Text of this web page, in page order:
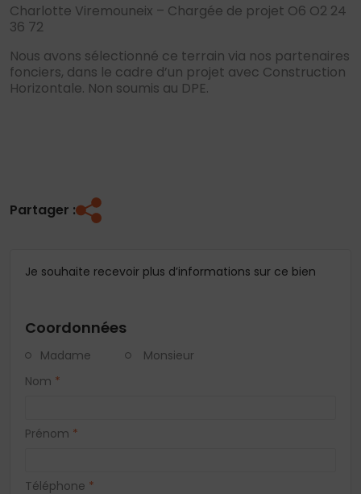
Charlotte Viremouneix – Chargée de projet O6 O2 24
36 72
Nous avons sélectionné ce terrain via nos partenaires
fonciers, dans le cadre d’un projet avec Construction
Horizontale. Non soumis au DPE.
Partager :
Je souhaite recevoir plus d’informations sur ce bien
Coordonnées
Madame
Monsieur
Nom *
Prénom *
Téléphone *